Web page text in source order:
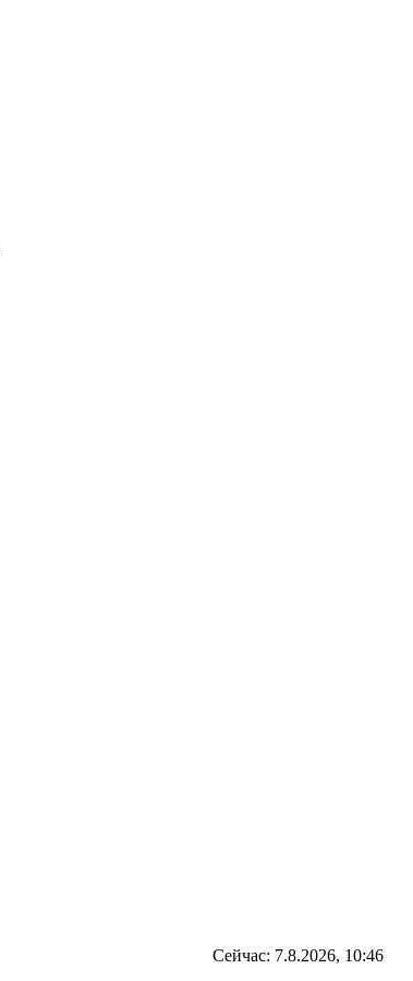
Сейчас: 7.8.2026, 10:46